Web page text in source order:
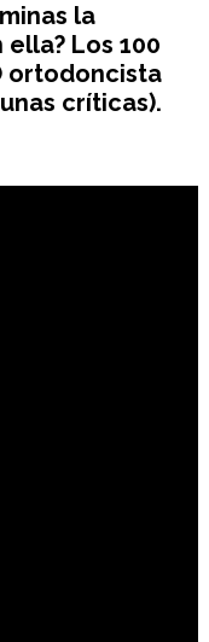
la
Los 100
ortodoncista
críticas).